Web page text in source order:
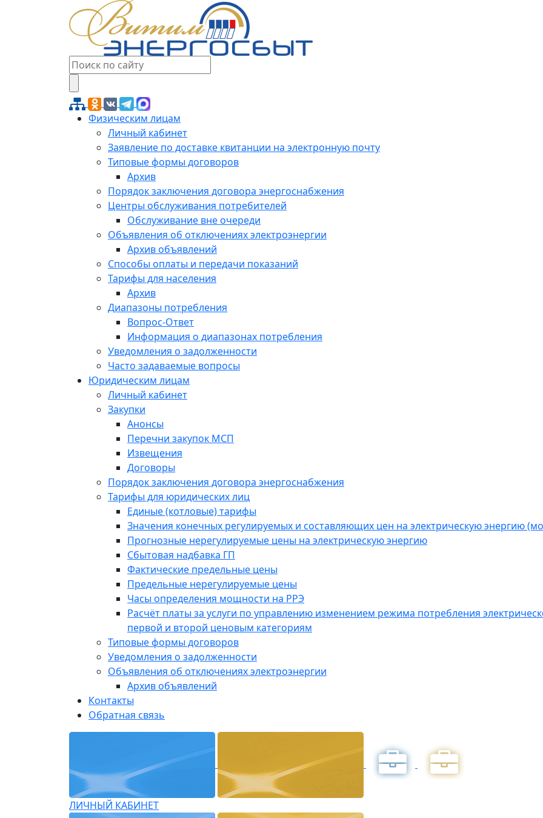
Физическим лицам
Личный кабинет
Заявление по доставке квитанции на электронную почту
Типовые формы договоров
Архив
Порядок заключения договора энергоснабжения
Центры обслуживания потребителей
Обслуживание вне очереди
Объявления об отключениях электроэнергии
Архив объявлений
Способы оплаты и передачи показаний
Тарифы для населения
Архив
Диапазоны потребления
Вопрос-Ответ
Информация о диапазонах потребления
Уведомления о задолженности
Часто задаваемые вопросы
Юридическим лицам
Личный кабинет
Закупки
Анонсы
Перечни закупок МСП
Извещения
Договоры
Порядок заключения договора энергоснабжения
Тарифы для юридических лиц
Единые (котловые) тарифы
Значения конечных регулируемых и составляющих цен на электрическую энергию
Прогнозные нерегулируемые цены на электрическую энергию
Сбытовая надбавка ГП
Фактические предельные цены
Предельные нерегулируемые цены
Часы определения мощности на РРЭ
Расчёт платы за услуги по управлению изменением режима потребления
первой и второй ценовым категориям
Типовые формы договоров
Уведомления о задолженности
Объявления об отключениях электроэнергии
Архив объявлений
Контакты
Обратная связь
ЛИЧНЫЙ КАБИНЕТ